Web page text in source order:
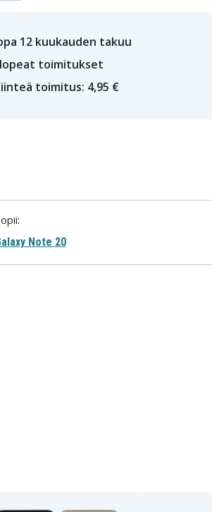
12 kuukauden takuu
toimitukset
toimitus: 4,95 €
Note 20